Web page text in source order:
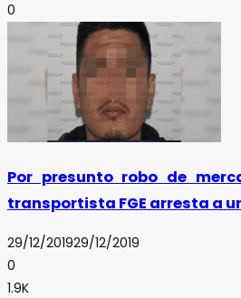
0
Por presunto robo de
transportista FGE arresta a
29/12/201929/12/2019
0
1.9K